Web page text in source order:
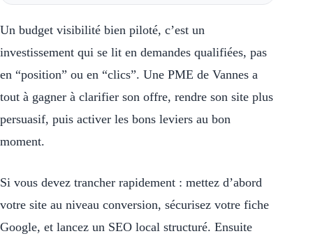
Un budget visibilité bien piloté, c’est un
investissement qui se lit en demandes qualifiées, pas
en “position” ou en “clics”. Une PME de Vannes a
tout à gagner à clarifier son offre, rendre son site plus
persuasif, puis activer les bons leviers au bon
moment.
Si vous devez trancher rapidement : mettez d’abord
votre site au niveau conversion, sécurisez votre fiche
Google, et lancez un SEO local structuré. Ensuite